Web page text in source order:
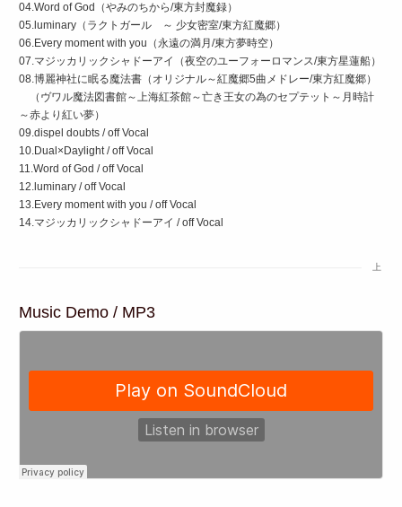
04.Word of God（やみのちから/東方封魔録）
05.luminary（ラクトガール ～ 少女密室/東方紅魔郷）
06.Every moment with you（永遠の満月/東方夢時空）
07.マジッカリックシャドーアイ（夜空のユーフォーロマンス/東方星蓮船）
08.博麗神社に眠る魔法書（オリジナル～紅魔郷5曲メドレー/東方紅魔郷）
（ヴワル魔法図書館～上海紅茶館～亡き王女の為のセプテット～月時計
～赤より紅い夢）
09.dispel doubts / off Vocal
10.Dual×Daylight / off Vocal
11.Word of God / off Vocal
12.luminary / off Vocal
13.Every moment with you / off Vocal
14.マジッカリックシャドーアイ / off Vocal
上
Music Demo / MP3